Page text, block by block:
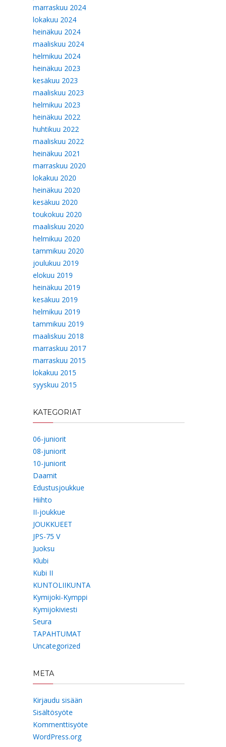
marraskuu 2024
lokakuu 2024
heinäkuu 2024
maaliskuu 2024
helmikuu 2024
heinäkuu 2023
kesäkuu 2023
maaliskuu 2023
helmikuu 2023
heinäkuu 2022
huhtikuu 2022
maaliskuu 2022
heinäkuu 2021
marraskuu 2020
lokakuu 2020
heinäkuu 2020
kesäkuu 2020
toukokuu 2020
maaliskuu 2020
helmikuu 2020
tammikuu 2020
joulukuu 2019
elokuu 2019
heinäkuu 2019
kesäkuu 2019
helmikuu 2019
tammikuu 2019
maaliskuu 2018
marraskuu 2017
marraskuu 2015
lokakuu 2015
syyskuu 2015
KATEGORIAT
06-juniorit
08-juniorit
10-juniorit
Daamit
Edustusjoukkue
Hiihto
II-joukkue
JOUKKUEET
JPS-75 V
Juoksu
Klubi
Kubi II
KUNTOLIIKUNTA
Kymijoki-Kymppi
Kymijokiviesti
Seura
TAPAHTUMAT
Uncategorized
META
Kirjaudu sisään
Sisältösyöte
Kommenttisyöte
WordPress.org